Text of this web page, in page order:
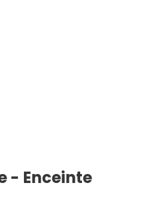
- Enceinte